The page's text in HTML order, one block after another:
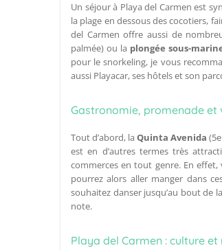
Un séjour à Playa del Carmen est
la plage en dessous des cocotiers,
del Carmen offre aussi de
palmée) ou la plongée sous-
pour le snorkeling, je vous
aussi Playacar, ses hôtels et son
Gastronomie, promenade et
Tout d’abord, laQuinta Avenida
est en d’autres termes très
commerces en tout genre. En
pourrez alors aller manger dans
souhaitez danser jusqu’au bout de
note.
Playa del Carmen : culture